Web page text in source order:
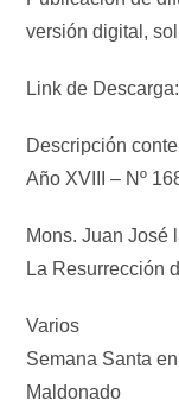
versión digital,
Link de
Descripción
Año XVIII – Nº
Mons. Juan José
La Resurrección
Varios
Semana Santa
Maldonado